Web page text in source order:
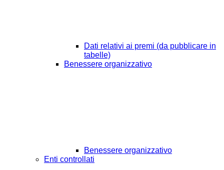
Dati relativi ai premi (da pubblicare in
tabelle)
Benessere organizzativo
Benessere organizzativo
Enti controllati